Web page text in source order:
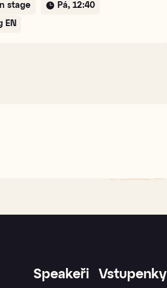
stage Pá, 12:40
EN
Speakeři Vstupenky